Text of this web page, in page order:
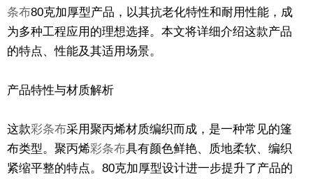
条布80克加厚型产品，以其抗老化特性和耐用性能，成
为多种工程应用的理想选择。本文将详细介绍这款产品
的特点、性能及其适用场景。
产品特性与材质解析
这款彩条布采用聚丙烯材质编织而成，是一种常见的篷
布类型。聚丙烯彩条布具有颜色鲜艳、质地柔软、编织
紧缩平整的特点。80克加厚型设计进一步提升了产品的